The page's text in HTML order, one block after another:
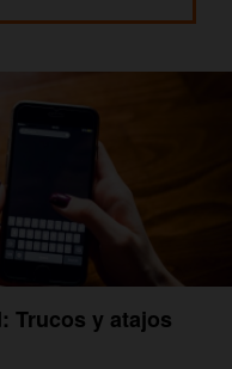
Trucos y atajos